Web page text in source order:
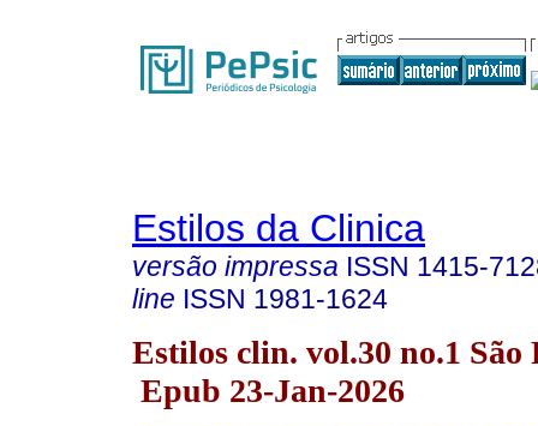
Estilos da Clinica
versão impressa ISSN 1415-
line ISSN 1981-1624
Estilos clin. vol.30 no.1 São
Epub 23-Jan-2026